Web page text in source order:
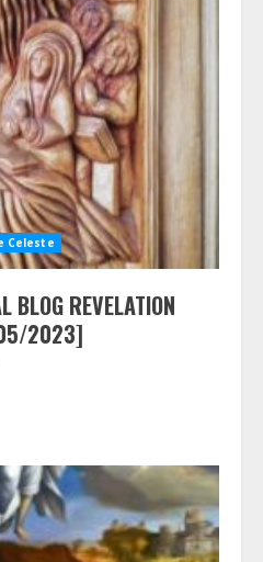
Celeste
BLOG REVELATION
2023]